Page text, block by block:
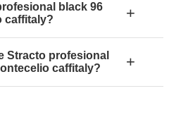
black 96
caffitaly?
+
Stracto profesional
caffitaly?
+